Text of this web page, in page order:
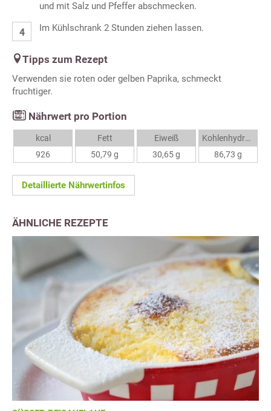
und mit Salz und Pfeffer abschmecken.
Im Kühlschrank 2 Stunden ziehen lassen.
Tipps zum Rezept
Verwenden sie roten oder gelben Paprika, schmeckt
fruchtiger.
Nährwert pro Portion
kcal
926
Fett
50,79 g
Eiweiß
30,65 g
Kohlenhydrate
86,73 g
Detaillierte Nährwertinfos
ÄHNLICHE REZEPTE